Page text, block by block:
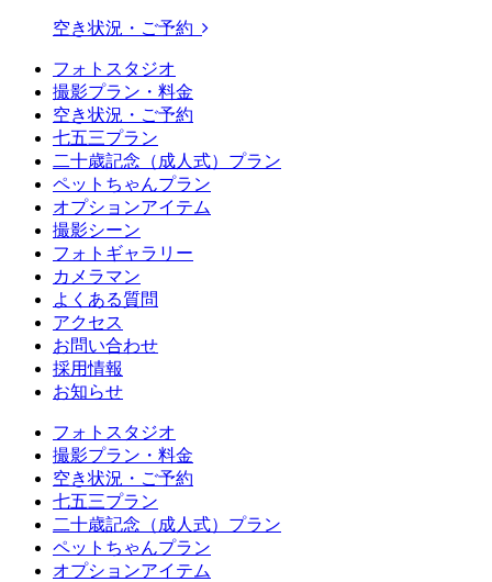
空き状況・ご予約
フォトスタジオ
撮影プラン・料金
空き状況・ご予約
七五三プラン
二十歳記念（成人式）プラン
ペットちゃんプラン
オプションアイテム
撮影シーン
フォトギャラリー
カメラマン
よくある質問
アクセス
お問い合わせ
採用情報
お知らせ
フォトスタジオ
撮影プラン・料金
空き状況・ご予約
七五三プラン
二十歳記念（成人式）プラン
ペットちゃんプラン
オプションアイテム